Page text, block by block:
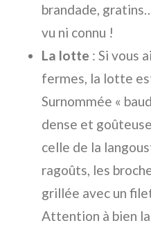
brandade,
vu ni connu !
La lotte : Si vous
fermes, la lotte
Surnommée «
dense et
celle de la
ragoûts, les
grillée avec un
Attention à bien